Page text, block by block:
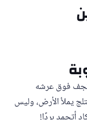
فوق عرشه
يملأ الأرض، وليس